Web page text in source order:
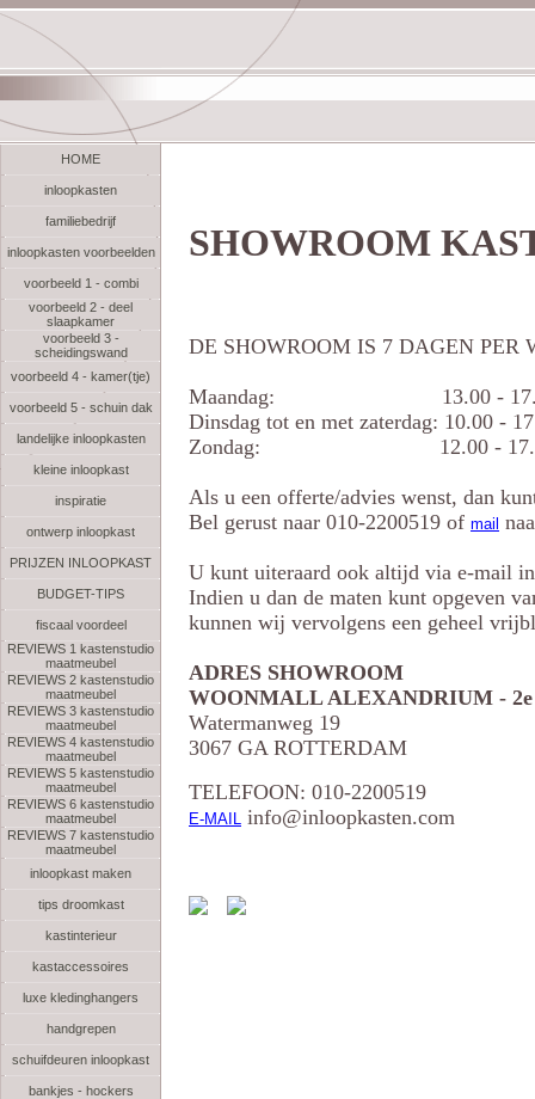
HOME
inloopkasten
familiebedrijf
inloopkasten voorbeelden
voorbeeld 1 - combi
voorbeeld 2 - deel
slaapkamer
voorbeeld 3 -
scheidingswand
voorbeeld 4 - kamer(tje)
voorbeeld 5 - schuin dak
landelijke inloopkasten
kleine inloopkast
inspiratie
ontwerp inloopkast
PRIJZEN INLOOPKAST
BUDGET-TIPS
fiscaal voordeel
REVIEWS 1 kastenstudio
maatmeubel
REVIEWS 2 kastenstudio
maatmeubel
REVIEWS 3 kastenstudio
maatmeubel
REVIEWS 4 kastenstudio
maatmeubel
REVIEWS 5 kastenstudio
maatmeubel
REVIEWS 6 kastenstudio
maatmeubel
REVIEWS 7 kastenstudio
maatmeubel
inloopkast maken
tips droomkast
kastinterieur
kastaccessoires
luxe kledinghangers
handgrepen
schuifdeuren inloopkast
bankjes - hockers
SHOWROOM
DE SHOWROOM IS 7 DAGEN PER
Maandag: 13.00 -
Dinsdag tot en met zaterdag: 10.00 -
Zondag: 12.00 -
Als u een offerte/advies wenst, dan
Bel gerust naar 010-2200519 of mail
U kunt uiteraard ook altijd via e-mail
Indien u dan de maten kunt opgeven
kunnen wij vervolgens een geheel
ADRES SHOWROOM
WOONMALL ALEXANDRIUM - 2e
Watermanweg 19
3067 GA ROTTERDAM
TELEFOON: 010-2200519
E-MAIL info@inloopkasten.com